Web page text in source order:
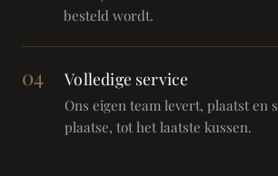
besteld wordt.
04 Volledige service
Ons eigen team levert, plaatst en
plaatse, tot het laatste kussen.